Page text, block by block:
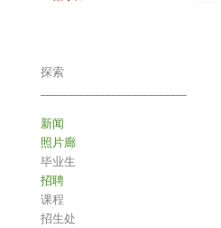
探索
新闻
照片廊
毕业生
招聘
课程
招生处